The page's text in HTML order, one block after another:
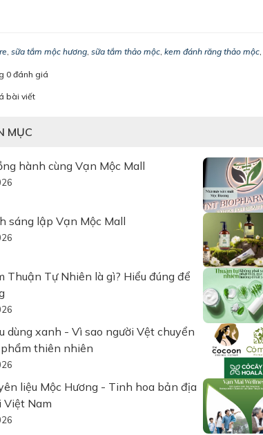
, sữa tắm mộc hương, sữa tắm thảo mộc, kem đánh răng thảo mộc,
0 đánh giá
bài viết
MỤC
hành cùng Vạn Mộc Mall
sáng lập Vạn Mộc Mall
Thuận Tự Nhiên là gì? Hiểu đúng để
dùng xanh - Vì sao người Vệt chuyển
thiên nhiên
liệu Mộc Hương - Tinh hoa bản địa
Nam